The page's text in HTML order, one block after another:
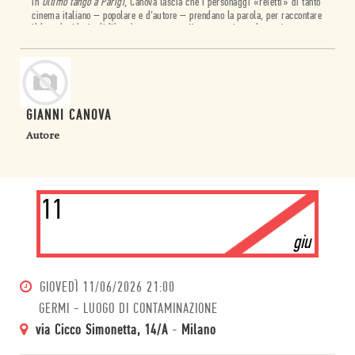
in Ultimo tango a Parigi, Canova lascia che i personaggi «reietti» di tanto
cinema italiano – popolare e d’autore – prendano la parola, per raccontare
GIANNI CANOVA
Autore
11
giu
GIOVEDÌ 11/06/2026 21:00
GERMI - LUOGO DI CONTAMINAZIONE
via Cicco Simonetta, 14/A - Milano